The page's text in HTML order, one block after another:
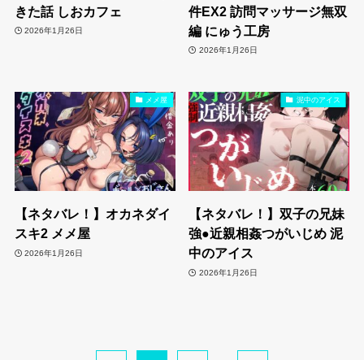
きた話 しおカフェ
2026年1月26日
件EX2 訪問マッサージ無双
編 にゅう工房
2026年1月26日
メメ屋
【ネタバレ！】オカネダイ
スキ2 メメ屋
2026年1月26日
泥中のアイス
【ネタバレ！】双子の兄妹
強●近親相姦つがいじめ 泥
中のアイス
2026年1月26日